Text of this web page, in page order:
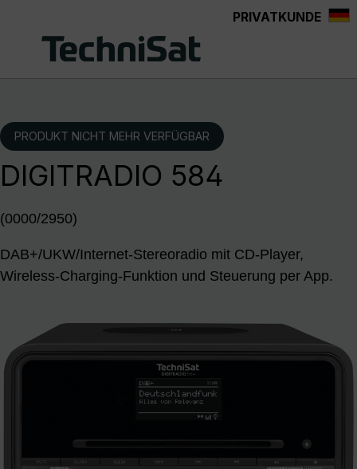
PRIVATKUNDE
PRODUKT NICHT MEHR VERFÜGBAR
DIGITRADIO 584
(0000/2950)
DAB+/UKW/Internet-Stereoradio mit CD-Player,
Wireless-Charging-Funktion und Steuerung per App.